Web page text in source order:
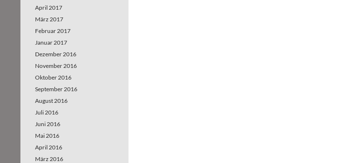
April 2017
März 2017
Februar 2017
Januar 2017
Dezember 2016
November 2016
Oktober 2016
September 2016
August 2016
Juli 2016
Juni 2016
Mai 2016
April 2016
März 2016